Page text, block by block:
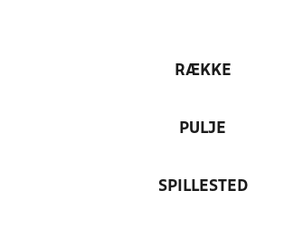
RÆKKE
PULJE
SPILLESTED